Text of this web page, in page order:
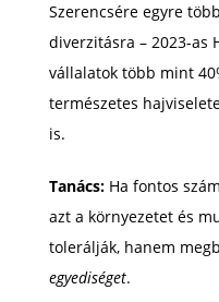
Szerencsére egyre
diverzitásra – 2023-as
vállalatok több mint
természetes
is.
Tanács: Ha fontos
azt a környezetet és
tolerálják, hanem
egyediséget.